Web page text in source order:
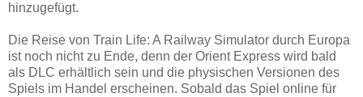
hinzugefügt.
Die Reise von Train Life: A Railway Simulator durch Europa
ist noch nicht zu Ende, denn der Orient Express wird bald
als DLC erhältlich sein und die physischen Versionen des
Spiels im Handel erscheinen. Sobald das Spiel online für